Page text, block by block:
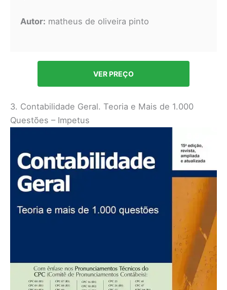
Autor: matheus de oliveira pinto
VER PREÇO
3. Contabilidade Geral. Teoria e Mais de 1.000
Questões – Impetus